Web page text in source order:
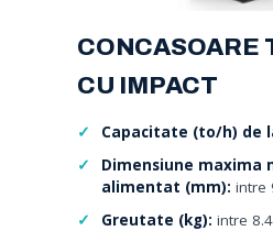
CONCASOARE
CU IMPACT
Capacitate (to/h) de
Dimensiune maxima
alimentat (mm): intre
Greutate (kg): intre